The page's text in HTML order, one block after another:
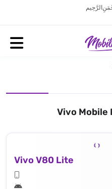
الرَّحِيم
Vivo Mobile
Vivo V80 Lite